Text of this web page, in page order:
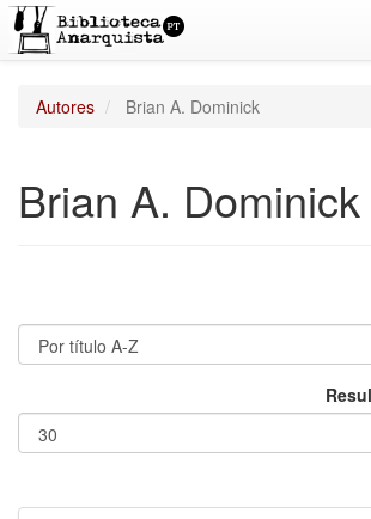
Autores Brian A. Dominick
Brian A. Dominick